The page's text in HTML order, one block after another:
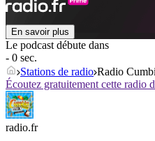
En savoir plus
Le podcast débute dans
- 0 sec.
Stations de radio Radio
Écoutez gratuitement cette radio
radio.fr